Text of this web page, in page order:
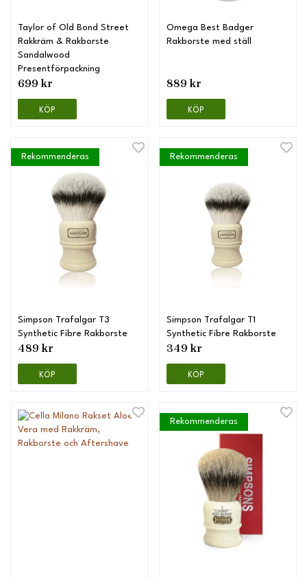
Taylor of Old Bond Street
Rakkräm & Rakborste
Sandalwood
Presentförpackning
699 kr
KÖP
Omega Best Badger
Rakborste med ställ
889 kr
KÖP
Rekommenderas
Simpson Trafalgar T3
Synthetic Fibre Rakborste
489 kr
KÖP
Rekommenderas
Simpson Trafalgar T1
Synthetic Fibre Rakborste
349 kr
KÖP
Rekommenderas